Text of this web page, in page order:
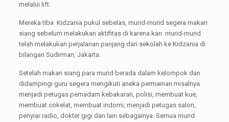
melalui lift.
Mereka tiba Kidzania pukul sebelas, murid-murid segera makan
siang sebelum melakukan aktifitas di karena kan murid-murid
telah melakukan perjalanan panjang dari sekolah ke Kidzania di
bilangan Sudirman, Jakarta.
Setelah makan siang para murid berada dalam kelompok dan
didampingi guru segera mengikuti aneka permainan misalnya
menjadi petugas pemadam kebakaran, polisi, membuat kue,
membuat cokelat, membuat indomi, menjadi petugas salon,
penyiar radio, dokter gigi dan lain sebagainya. Semua murid